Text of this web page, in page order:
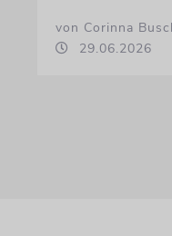
von Corinna
29.06.2026